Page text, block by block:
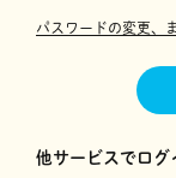
パスワードの変更、
他サービスでログ